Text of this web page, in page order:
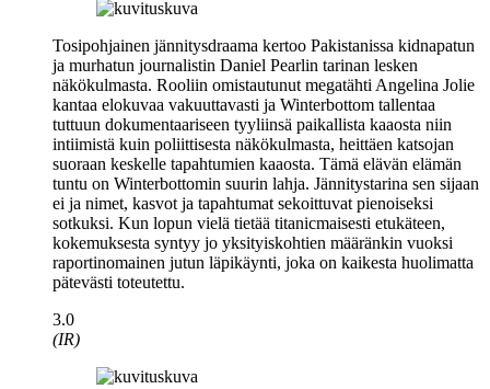
Tosipohjainen jännitysdraama kertoo Pakistanissa kidnapatun
ja murhatun journalistin Daniel Pearlin tarinan lesken
näkökulmasta. Rooliin omistautunut megatähti Angelina Jolie
kantaa elokuvaa vakuuttavasti ja Winterbottom tallentaa
tuttuun dokumentaariseen tyyliinsä paikallista kaaosta niin
intiimistä kuin poliittisesta näkökulmasta, heittäen katsojan
suoraan keskelle tapahtumien kaaosta. Tämä elävän elämän
tuntu on Winterbottomin suurin lahja. Jännitystarina sen sijaan
ei ja nimet, kasvot ja tapahtumat sekoittuvat pienoiseksi
sotkuksi. Kun lopun vielä tietää titanicmaisesti etukäteen,
kokemuksesta syntyy jo yksityiskohtien määränkin vuoksi
raportinomainen jutun läpikäynti, joka on kaikesta huolimatta
pätevästi toteutettu.
3.0
(IR)